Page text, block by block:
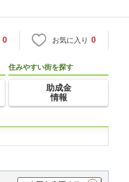
0 お気に入り 0
住みやすい街を探す
助成金
情報